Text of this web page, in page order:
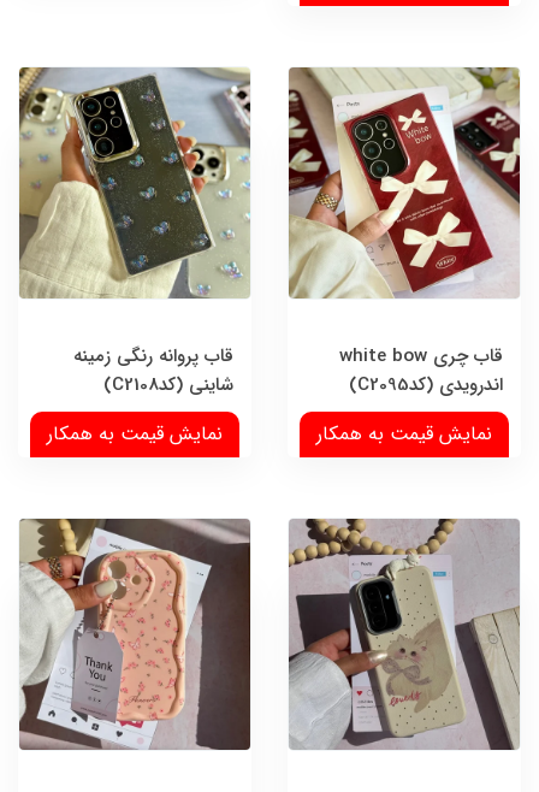
قاب چری white bow
اندرویدی (کدC2095)
نمایش قیمت به همکار
قاب پروانه رنگی زمینه
شاینی (کدC2108)
نمایش قیمت به همکار